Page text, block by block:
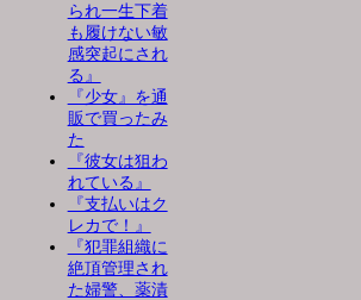
られ一生下着
も履けない敏
感突起にされ
る』
『少女』を通
販で買ったみ
た
『彼女は狙わ
れている』
『支払いはク
レカで！』
『犯罪組織に
絶頂管理され
た婦警、薬漬